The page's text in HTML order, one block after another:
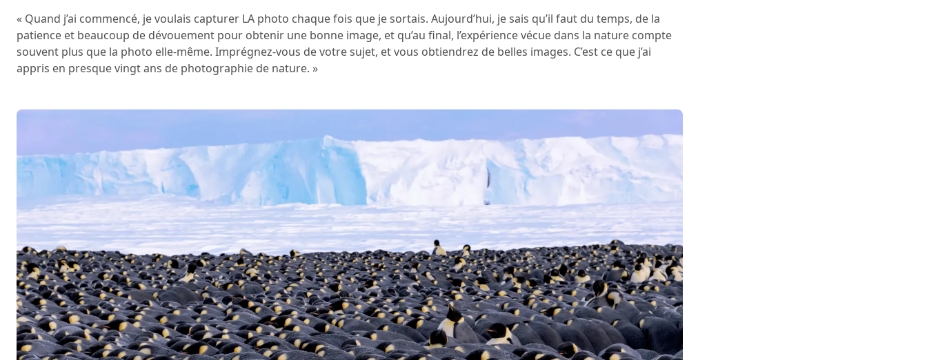
« Quand j’ai commencé, je voulais capturer LA photo chaque fois que je sortais. Aujourd’hui, je sais qu’il faut du temps, de la
patience et beaucoup de dévouement pour obtenir une bonne image, et qu’au final, l’expérience vécue dans la nature compte
souvent plus que la photo elle-même. Imprégnez-vous de votre sujet, et vous obtiendrez de belles images. C’est ce que j’ai
appris en presque vingt ans de photographie de nature. »